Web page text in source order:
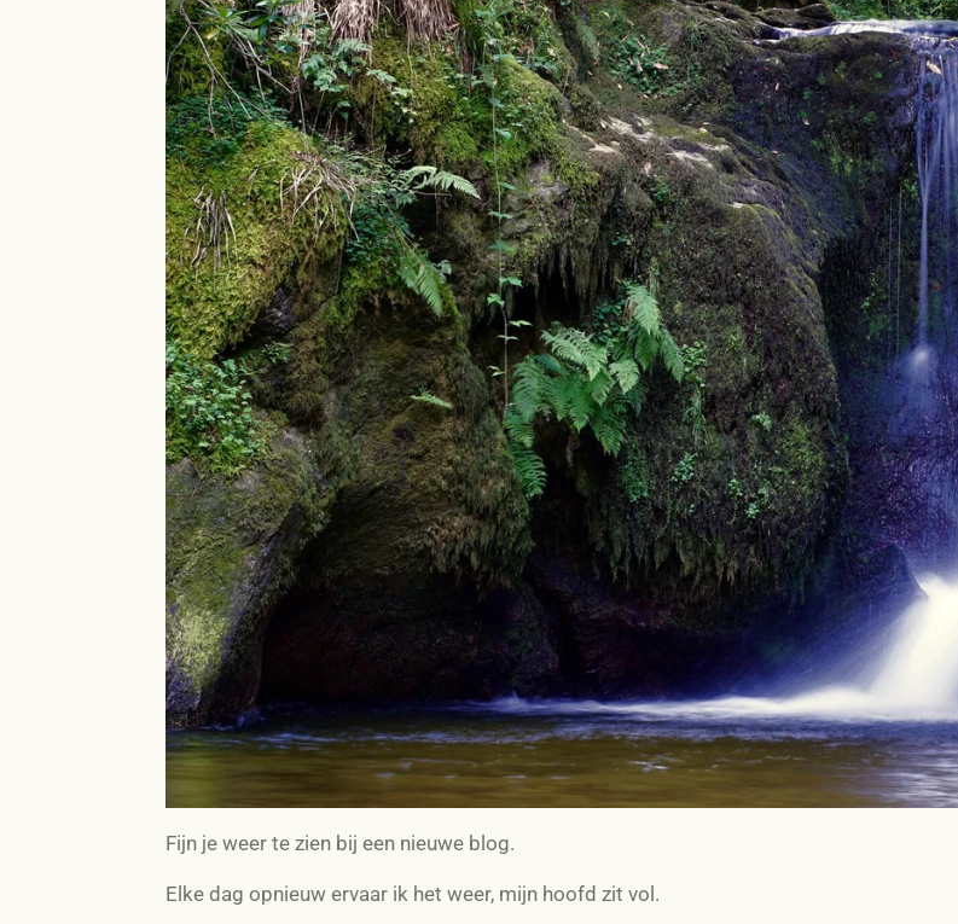
Fijn je weer te zien bij een nieuwe blog.
Elke dag opnieuw ervaar ik het weer, mijn hoofd zit vol.